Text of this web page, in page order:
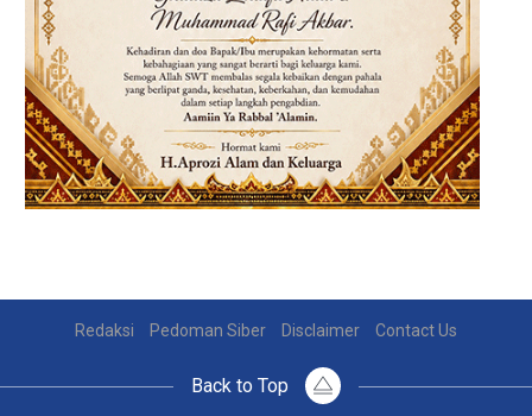
Redaksi Pedoman Siber Disclaimer Contact Us
Back to Top